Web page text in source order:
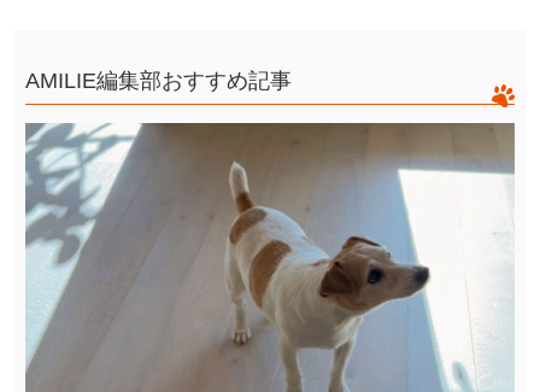
AMILIE編集部おすすめ記事